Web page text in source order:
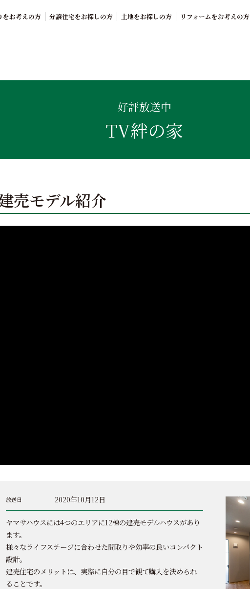
をお考えの方 分譲住宅をお探しの方 土地をお探しの方 リフォームをお考えの方
好評放送中
TV絆の家
売モデル紹介
放送日 2020年10月12日
ヤマサハウスには4つのエリアに12棟の建売モデルハウスがあり
ます。
様々なライフステージに合わせた間取りや効率の良いコンパクト
設計。
建売住宅のメリットは、実際に自分の目で観て購入を決められ
ることです。